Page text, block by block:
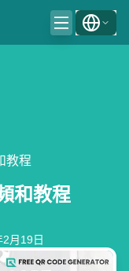
教程
和教程
月19日